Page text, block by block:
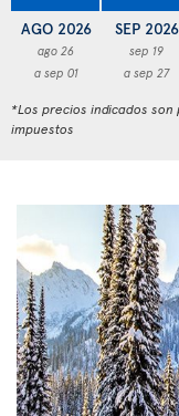
AGO 2026
ago 26
a sep 01
SEP 2026
sep 19
a sep 27
*Los precios indicados
impuestos